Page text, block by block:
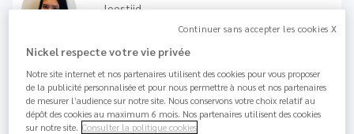
leestijd
Hoe betaal ik met Click to Pay?
12.9K Delen
Met Click to Pay kun je eenvoudig en direct online
betalen zonder telkens opnieuw je kaartgegevens in te
Continuer sans accepter les cookies X
Nickel respecte votre vie privée
Notre site internet et nos partenaires utilisent des cookies pour vous proposer
de la publicité personnalisée et pour nous permettre à nous et nos partenaires
de mesurer l’audience sur notre site. Nous conservons votre choix relatif au
dépôt des cookies au maximum 6 mois. Nos partenaires utilisent des cookies
sur notre site. Consulter la politique cookies